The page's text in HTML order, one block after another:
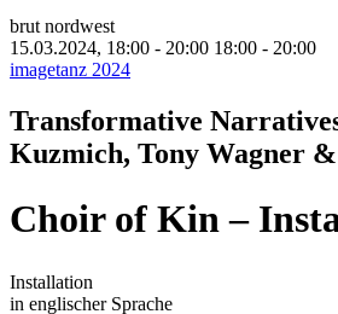
brut nordwest
15.03.2024, 18:00 - 20:00 18:00 - 20:00
imagetanz 2024
Transformative
Kuzmich, Tony Wagner &
Choir of Kin –
Installation
in englischer Sprache